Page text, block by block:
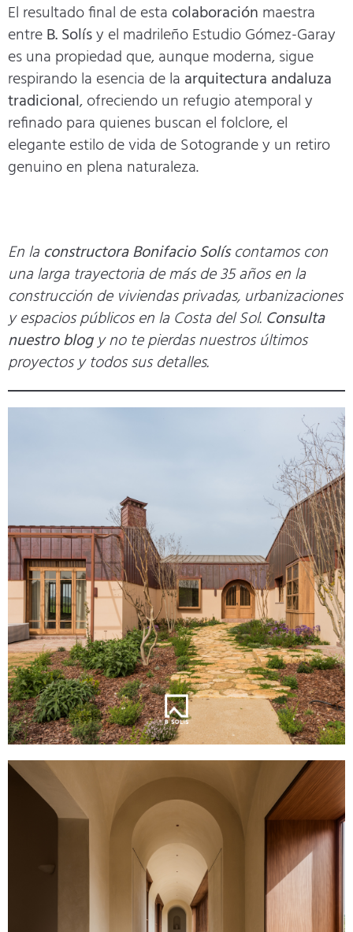
El resultado final de esta colaboración maestra
entreB. Solísy el madrileño Estudio Gómez-Garay
es una propiedad que, aunque moderna, sigue
respirando la esencia de la arquitectura andaluza
tradicional, ofreciendo un refugio atemporal y
refinado para quienes buscan el folclore, el
elegante estilo de vida de Sotogrande y un retiro
genuino en plena naturaleza.
En la constructoraBonifacio Solíscontamos con
una larga trayectoria de más de 35 años en la
construcción de viviendas privadas, urbanizaciones
y espacios públicos en la Costa del Sol. Consulta
nuestro blogy no te pierdas nuestros últimos
proyectos y todos sus detalles.